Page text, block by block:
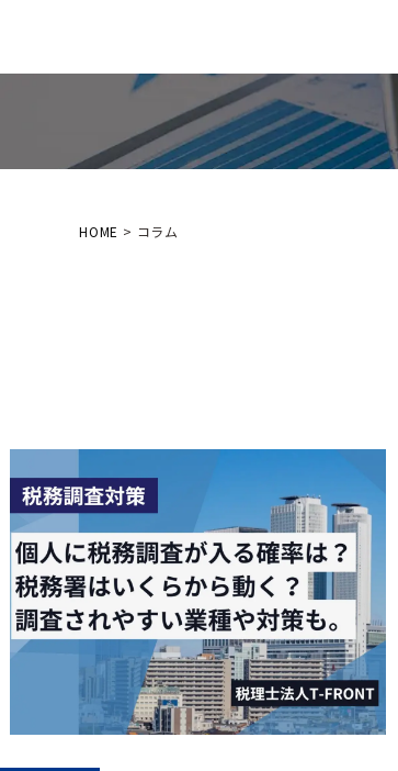
HOME > コラム